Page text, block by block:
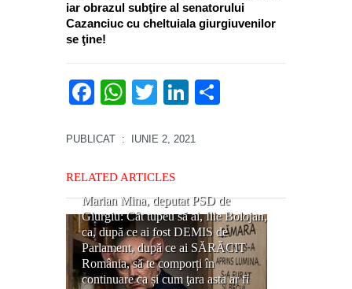
iar obrazul subţire al senatorului
Cazanciuc cu cheltuiala giurgiuvenilor
se ţine!
Facebook
WhatsApp
TwitterLinkedIn
PUBLICAT : IUNIE 2, 2021
RELATED ARTICLES
Marian Mina, deputat PSD de
Giurgiu: Cât tupeu să ai, Ilie Bolojan,
ca, după ce ai fost DEMIS de
Parlament, după ce ai SĂRĂCIT
România, să te comporți în
continuare ca și cum ţara asta ar fi